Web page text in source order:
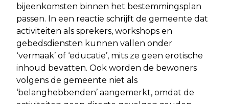
bijeenkomsten binnen het bestemmingsplan
passen. In een reactie schrijft de gemeente dat
activiteiten als sprekers, workshops en
gebedsdiensten kunnen vallen onder
‘vermaak’ of ‘educatie’, mits ze geen erotische
inhoud bevatten. Ook worden de bewoners
volgens de gemeente niet als
‘belanghebbenden’ aangemerkt, omdat de